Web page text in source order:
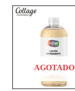
AGOTADO